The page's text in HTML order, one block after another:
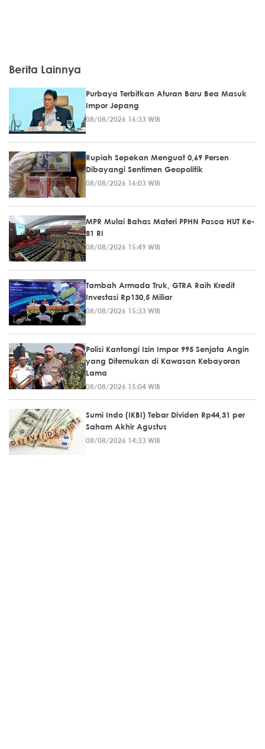
Berita Lainnya
Purbaya Terbitkan Aturan Baru Bea Masuk
Impor Jepang
08/08/2026 16:33 WIB
Rupiah Sepekan Menguat 0,69 Persen
Dibayangi Sentimen Geopolitik
08/08/2026 16:03 WIB
MPR Mulai Bahas Materi PPHN Pasca HUT Ke-
81 RI
08/08/2026 15:49 WIB
Tambah Armada Truk, GTRA Raih Kredit
Investasi Rp130,5 Miliar
08/08/2026 15:33 WIB
Polisi Kantongi Izin Impor 995 Senjata Angin
yang Ditemukan di Kawasan Kebayoran
Lama
08/08/2026 15:04 WIB
Sumi Indo (IKBI) Tebar Dividen Rp44,31 per
Saham Akhir Agustus
08/08/2026 14:33 WIB